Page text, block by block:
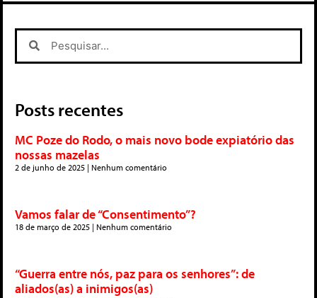
Posts recentes
MC Poze do Rodo, o mais novo bode expiatório das
nossas mazelas
2 de junho de 2025 Nenhum comentário
Vamos falar de “Consentimento”?
18 de março de 2025 Nenhum comentário
“Guerra entre nós, paz para os senhores”: de
aliados(as) a inimigos(as)